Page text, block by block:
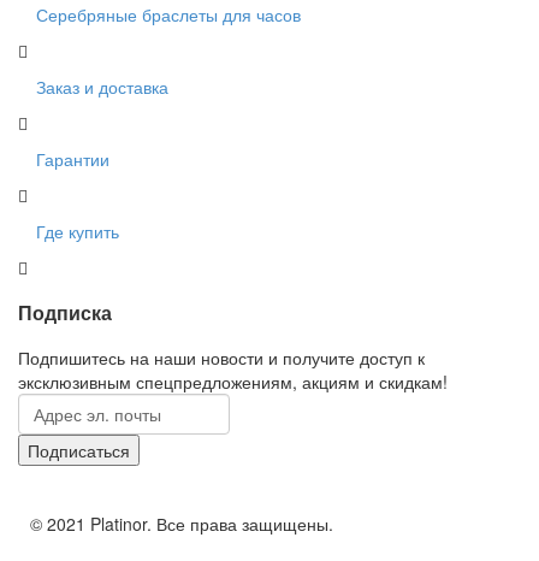
Серебряные браслеты для часов
Заказ и доставка
Гарантии
Где купить
Подписка
Подпишитесь на наши новости и получите доступ к
эксклюзивным спецпредложениям, акциям и скидкам!
© 2021 Platinor. Все права защищены.